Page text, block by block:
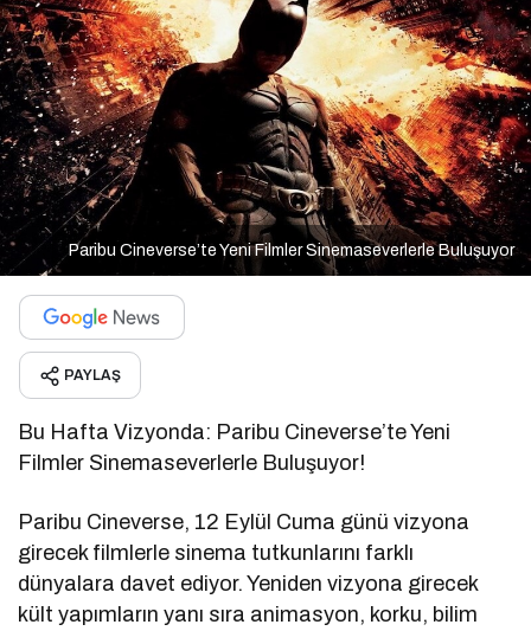
Paribu Cineverse’te Yeni Filmler Sinemaseverlerle Buluşuyor
PAYLAŞ
Bu Hafta Vizyonda: Paribu Cineverse’te Yeni
Filmler Sinemaseverlerle Buluşuyor!
Paribu Cineverse, 12 Eylül Cuma günü vizyona
girecek filmlerle sinema tutkunlarını farklı
dünyalara davet ediyor. Yeniden vizyona girecek
kült yapımların yanı sıra animasyon, korku, bilim